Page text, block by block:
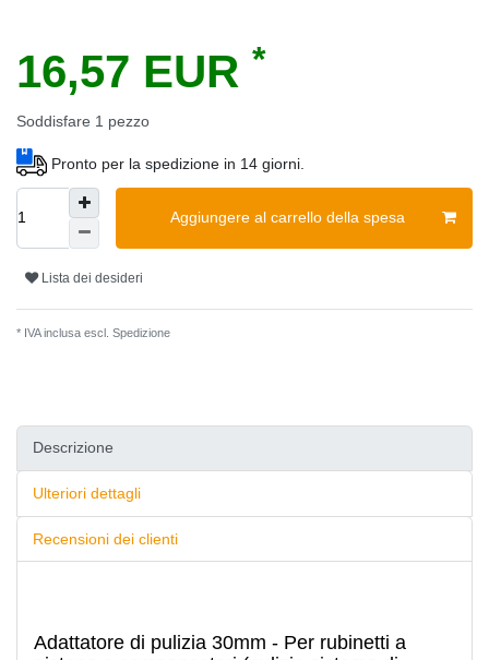
16,57 EUR *
Soddisfare 1 pezzo
Pronto per la spedizione in 14 giorni.
Aggiungere al carrello della spesa
Lista dei desideri
* IVA inclusa escl. Spedizione
Descrizione
Ulteriori dettagli
Recensioni dei clienti
Adattatore di pulizia 30mm - Per rubinetti a